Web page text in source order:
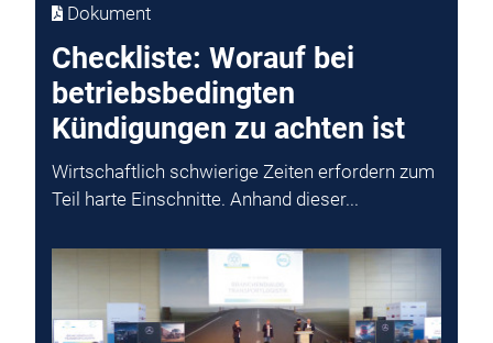
Dokument
Checkliste: Worauf bei
betriebsbedingten
Kündigungen zu achten ist
Wirtschaftlich schwierige Zeiten erfordern zum
Teil harte Einschnitte. Anhand dieser...